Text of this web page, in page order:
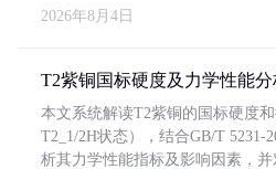
2026年8月4日
T2紫铜国标硬度及力学性能分
本文系统解读T2紫铜的国标硬度
T2_1/2H状态），结合GB/T 5231-
析其力学性能指标及影响因素，